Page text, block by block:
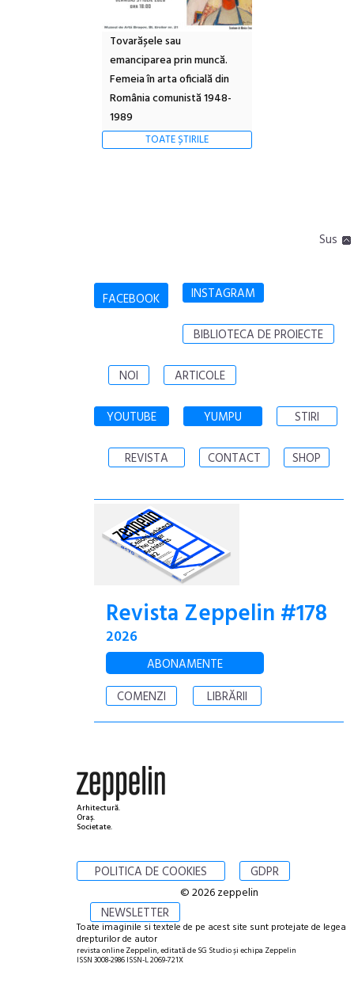
Tovarășele sau
emanciparea prin muncă.
Femeia în arta oficială din
România comunistă 1948-
1989
TOATE ȘTIRILE
Sus
FACEBOOK INSTAGRAM
BIBLIOTECA DE PROIECTE
NOI ARTICOLE
YOUTUBE YUMPU STIRI
REVISTA CONTACT SHOP
Revista Zeppelin #178
2026
ABONAMENTE
COMENZI
LIBRĂRII
Arhitectură.
Oraș.
Societate.
POLITICA DE COOKIES GDPR
NEWSLETTER
© 2026 zeppelin
Toate imaginile si textele de pe acest site sunt protejate de legea
drepturilor de autor
revista online Zeppelin, editată de SG Studio și echipa Zeppelin
ISSN 3008-2986 ISSN-L 2069-721X